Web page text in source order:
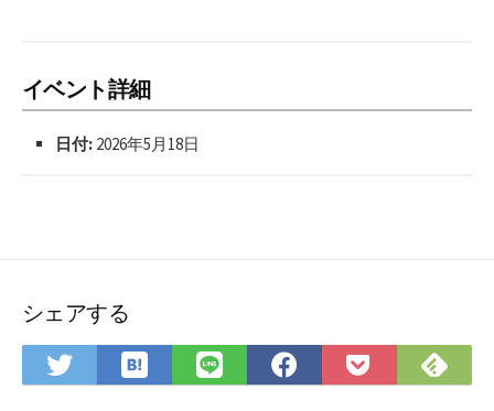
イベント詳細
日付: 2026年5月18日
シェアする
Twitter
で
は
て
LINE
で
Facebook
で
Pocket
に
で